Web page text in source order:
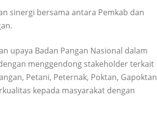
sinergi bersama antara Pemkab dan
upaya Badan Pangan Nasional dalam
menggendong stakeholder terkait
Petani, Peternak, Poktan, Gapoktan
kepada masyarakat dengan